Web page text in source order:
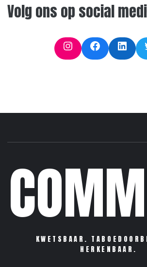
Volg ons op social
InstagramFacebook
KWETSBAAR.
HERKENBAAR.